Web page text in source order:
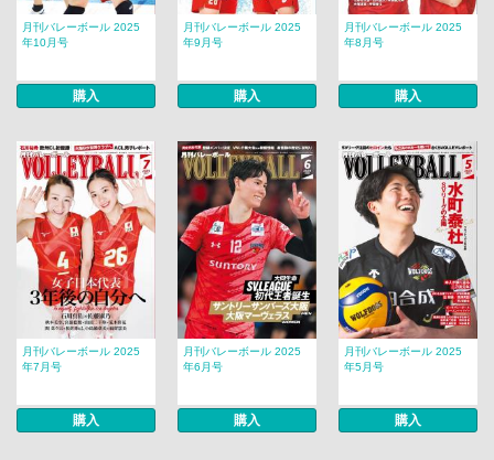
月刊バレーボール 2025
年10月号
購入
月刊バレーボール 2025
年9月号
購入
月刊バレーボール 2025
年8月号
購入
月刊バレーボール 2025
年7月号
購入
月刊バレーボール 2025
年6月号
購入
月刊バレーボール 2025
年5月号
購入